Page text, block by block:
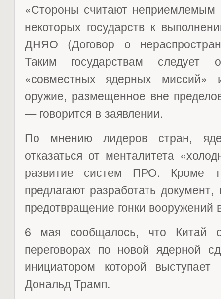
«Стороны считают неприемлемым
некоторых государств к
ДНЯО (Договор о
Таким государствам следует
«совместных ядерных миссий»
оружие, размещенное вне
— говорится в заявлении.
По мнению лидеров стран,
отказаться от менталитета
развитие систем ПРО. Кроме
предлагают разработать
предотвращение гонки вооружений
6 мая сообщалось, что Китай
переговорах по новой ядерной
инициатором которой выступает
Дональд Трамп.